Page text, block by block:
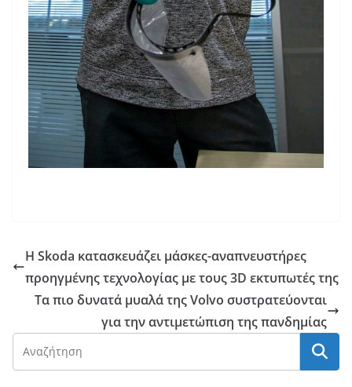
Η Skoda κατασκευάζει μάσκες-αναπνευστήρες
προηγμένης τεχνολογίας με τους 3D εκτυπωτές της
Τα πιο δυνατά μυαλά της Volvo συστρατεύονται
για την αντιμετώπιση της πανδημίας